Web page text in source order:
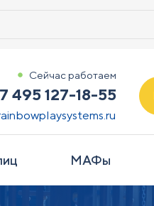
Сейчас работаем
495 127-18-55
МАФы